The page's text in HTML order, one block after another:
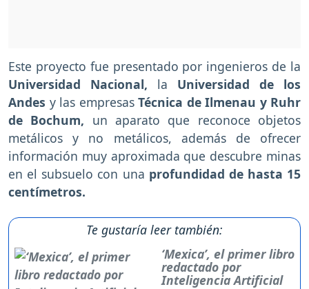
Este proyecto fue presentado por ingenieros de la
Universidad Nacional, la Universidad de los
Andes y las empresas Técnica de Ilmenau y Ruhr
de Bochum, un aparato que reconoce objetos
metálicos y no metálicos, además de ofrecer
información muy aproximada que descubre minas
en el subsuelo con una profundidad de hasta 15
centímetros.
Te gustaría leer también:
‘Mexica’, el primer libro
redactado por
Inteligencia Artificial